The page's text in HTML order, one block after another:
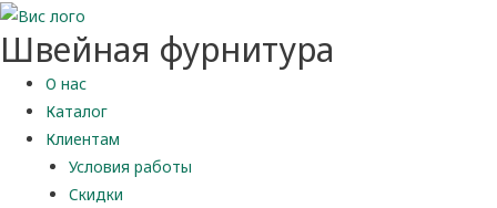
Швейная фурнитура
О нас
Каталог
Клиентам
Условия работы
Скидки